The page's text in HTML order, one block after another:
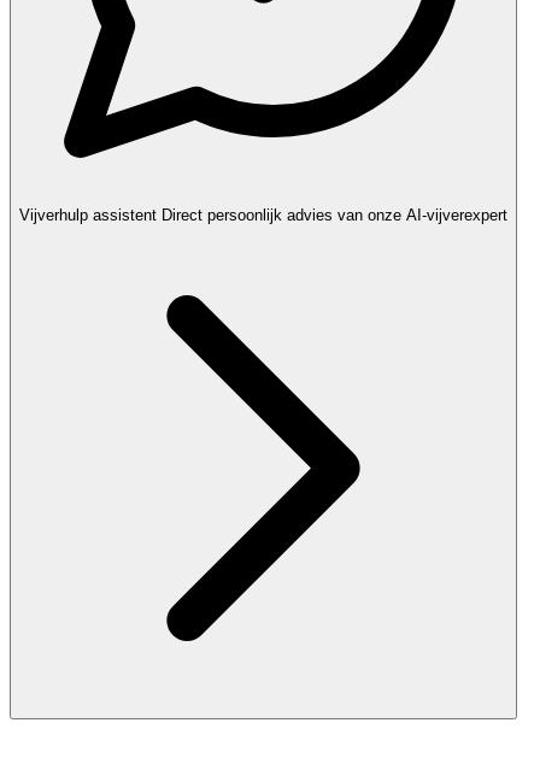
Vijverhulp assistent Direct persoonlijk advies van onze AI-vijverexpert